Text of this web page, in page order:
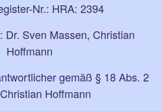
Nr.: HRA: 2394
Dr. Sven Massen, Christian
Hoffmann
gemäß § 18 Abs. 2
Hoffmann